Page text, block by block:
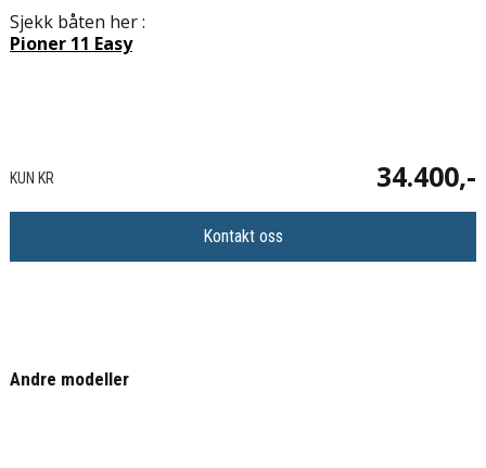
Sjekk båten her :
Pioner 11 Easy
KUN KR 34.400,-
Kontakt oss
Andre modeller